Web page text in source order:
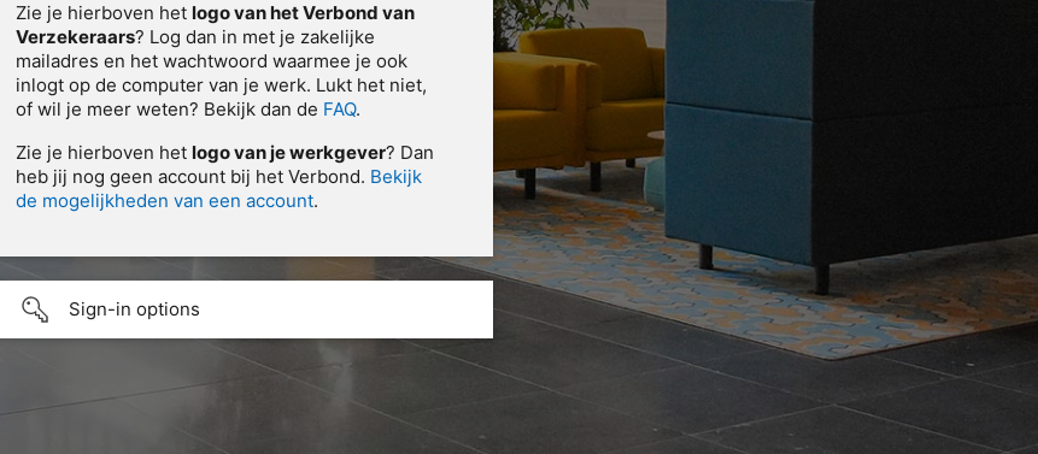
Zie je hierboven het logo van het Verbond van
Verzekeraars? Log dan in met je zakelijke
mailadres en het wachtwoord waarmee je ook
inlogt op de computer van je werk. Lukt het niet,
of wil je meer weten? Bekijk dan de FAQ.
Zie je hierboven het logo van je werkgever? Dan
heb jij nog geen account bij het Verbond. Bekijk
de mogelijkheden van een account.
Sign-in options